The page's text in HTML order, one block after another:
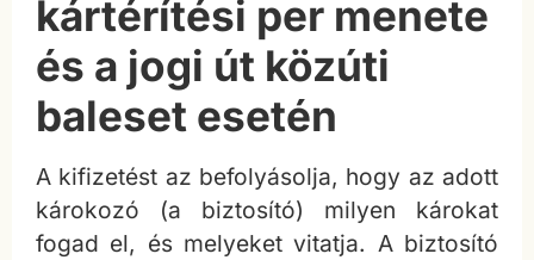
kártérítési per menete
és a jogi út közúti
baleset esetén
A kifizetést az befolyásolja, hogy az adott
károkozó (a biztosító) milyen károkat
fogad el, és melyeket vitatja. A biztosító